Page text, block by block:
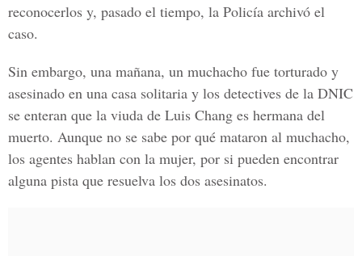
reconocerlos y, pasado el tiempo, la Policía archivó el
caso.
Sin embargo, una mañana, un muchacho fue torturado y
asesinado en una casa solitaria y los detectives de la DNIC
se enteran que la viuda de Luis Chang es hermana del
muerto. Aunque no se sabe por qué mataron al muchacho,
los agentes hablan con la mujer, por si pueden encontrar
alguna pista que resuelva los dos asesinatos.